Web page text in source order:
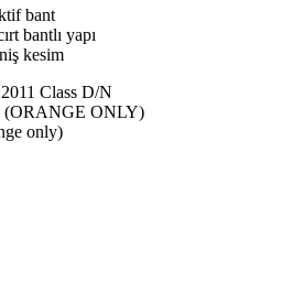
bant
bantlı yapı
kesim
Class D/N
(ORANGE ONLY)
only)